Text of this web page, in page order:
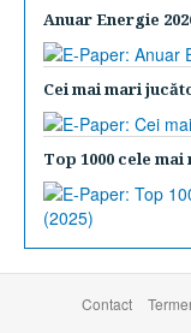
Anuar Energie
Cei mai mari
Top 1000 cele
Contact